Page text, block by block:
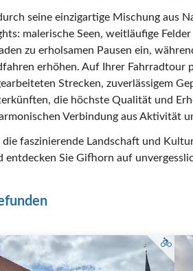
seine einzigartige Mischung aus
malerische Seen, weitläufige
zu erholsamen Pausen ein,
erhöhen. Auf Ihrer Fahrradtour
Strecken, zuverlässigem
die höchste Qualität und
Verbindung aus Aktivität
die faszinierende Landschaft und
entdecken Sie Gifhorn auf